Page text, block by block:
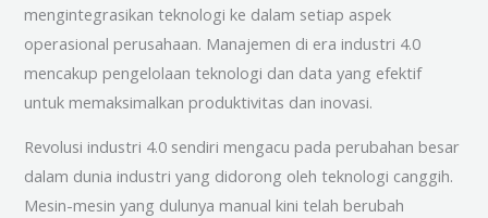
mengintegrasikan teknologi ke dalam setiap aspek
operasional perusahaan. Manajemen di era industri 4.0
mencakup pengelolaan teknologi dan data yang efektif
untuk memaksimalkan produktivitas dan inovasi.
Revolusi industri 4.0 sendiri mengacu pada perubahan besar
dalam dunia industri yang didorong oleh teknologi canggih.
Mesin-mesin yang dulunya manual kini telah berubah